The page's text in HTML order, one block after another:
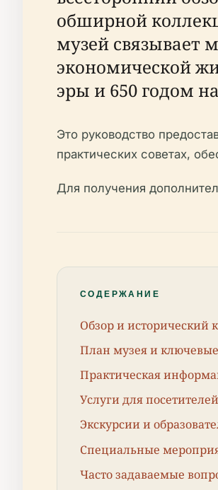
обширной
музей связывает
экономической
эры и 650 годом
Это руководство
практических советах,
Для получения
СОДЕРЖАНИЕ
Обзор и исторический
План музея и
Практическая
Услуги для
Экскурсии и
Специальные
Часто задаваемые